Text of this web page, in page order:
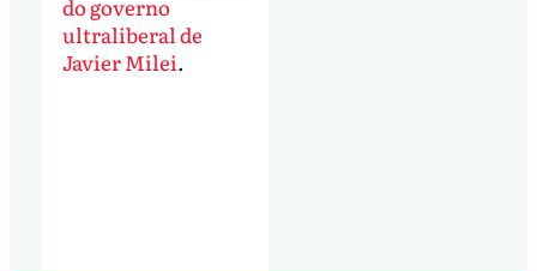
do governo
ultraliberal de
Javier Milei.